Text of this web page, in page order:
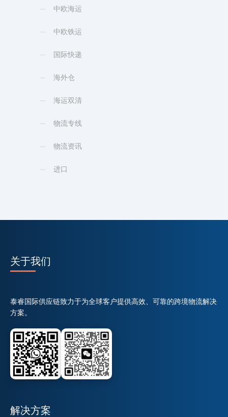
中欧海运
中欧铁运
国际快递
海外仓
海运双清
物流专线
物流资讯
进口
关于我们
泰睿国际供应链致力于为全球客户提供高效、可靠的跨境物流解决
方案。
解决方案